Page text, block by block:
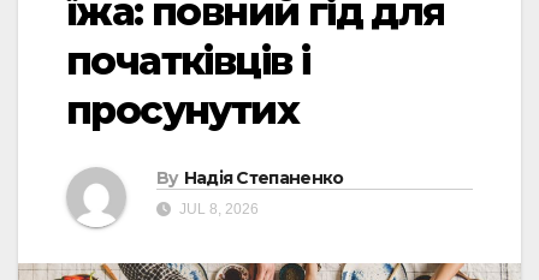
їжа: повний гід для
початківців і
просунутих
By Надія Степаненко
JUL 8, 2026